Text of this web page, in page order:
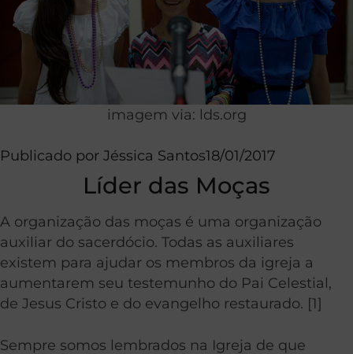
imagem via: lds.org
Publicado por Jéssica Santos18/01/2017
Líder das Moças
A organização das moças é uma organização
auxiliar do sacerdócio. Todas as auxiliares
existem para ajudar os membros da igreja a
aumentarem seu testemunho do Pai Celestial,
de Jesus Cristo e do evangelho restaurado. [1]
Sempre somos lembrados na Igreja de que